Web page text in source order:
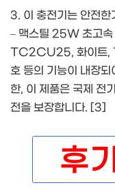
3. 이 충전기는 안전한
– 맥스틸 25W 초고
TC2CU25, 화이트, 1
호 등의 기능이 내장
한, 이 제품은 국제 전
전을 보장합니다. [3]